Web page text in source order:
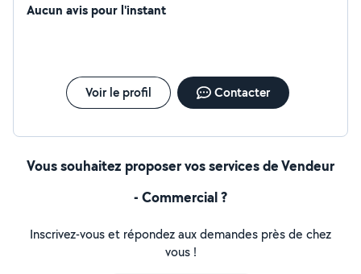
Aucun avis pour l'instant
Voir le profil Contacter
Vous souhaitez proposer vos services de Vendeur
- Commercial ?
Inscrivez-vous et répondez aux demandes près de chez
vous !